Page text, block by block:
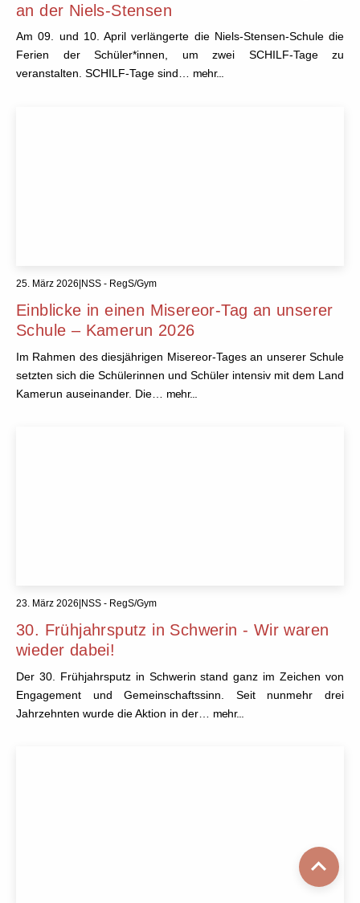
an der Niels-Stensen
Am 09. und 10. April verlängerte die Niels-Stensen-Schule die
Ferien der Schüler*innen, um zwei SCHILF-Tage zu
veranstalten. SCHILF-Tage sind… mehr...
25. März 2026 NSS - RegS/Gym
Einblicke in einen Misereor-Tag an unserer
Schule – Kamerun 2026
Im Rahmen des diesjährigen Misereor-Tages an unserer Schule
setzten sich die Schülerinnen und Schüler intensiv mit dem Land
Kamerun auseinander. Die… mehr...
23. März 2026 NSS - RegS/Gym
30. Frühjahrsputz in Schwerin - Wir waren
wieder dabei!
Der 30. Frühjahrsputz in Schwerin stand ganz im Zeichen von
Engagement und Gemeinschaftssinn. Seit nunmehr drei
Jahrzehnten wurde die Aktion in der… mehr...